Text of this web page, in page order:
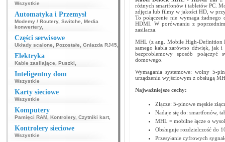
Wszystkie
Automatyka i Przemysł
Modemy / Routery, Switche
Media
konwertery,
Części serwisowe
Układy scalone Pozostałe Gniazda RJ45
Elektryka
Kable zasilające Puszki
Inteligentny dom
Wszystkie
Karty sieciowe
Wszystkie
Komputery
Pamięci RAM Kontrolery, Czytniki kart
Kontrolery sieciowe
Wszystkie
różnych smartfonów i tabletów PC.
zdjęcia lub filmy w jakości HD, w
To połączenie nie wymaga
HDMI. W porównaniu z
zasilacza.
MHL (z ang. Mobile High-Definition
samego kabla zarówno dźwięk, jak
bezproblemowy sposób
domowego.
Wymagania systemowe: wolny
urządzeniu wyjściowym z obsługą
Najważniejsze cechy:
Złącze: 5-pinowe męskie
Nadaje się do: smartfonów,
MHL = mobilne łącze o
Obsługuje rozdzielczość do
Przesyłanie cyfrowych